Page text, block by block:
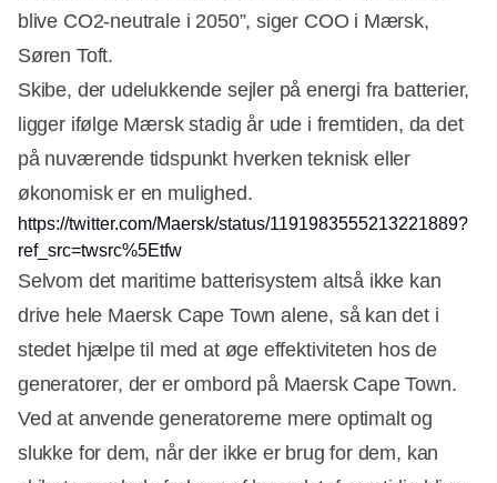
blive CO2-neutrale i 2050”, siger COO i Mærsk,
Søren Toft.
Skibe, der udelukkende sejler på energi fra batterier,
ligger ifølge Mærsk stadig år ude i fremtiden, da det
på nuværende tidspunkt hverken teknisk eller
økonomisk er en mulighed.
https://twitter.com/Maersk/status/1191983555213221889?
ref_src=twsrc%5Etfw
Selvom det maritime batterisystem altså ikke kan
drive hele Maersk Cape Town alene, så kan det i
stedet hjælpe til med at øge effektiviteten hos de
generatorer, der er ombord på Maersk Cape Town.
Ved at anvende generatorerne mere optimalt og
slukke for dem, når der ikke er brug for dem, kan